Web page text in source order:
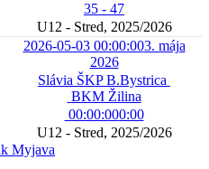
35 - 47
U12 - Stred, 2025/2026
2026-05-03 00:00:003. mája
2026
Slávia ŠKP B.Bystrica
BKM Žilina
00:00:000:00
U12 - Stred, 2025/2026